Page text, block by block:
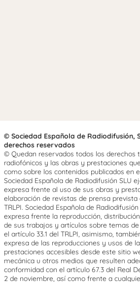
© Sociedad Española de Radiodifusión,
derechos reservados
© Quedan reservados todos los derechos
radiofónicos y las obras y prestaciones
como sobre los contenidos publicados en
Sociedad Española de Radiodifusión SLU
expresa frente al uso de sus obras y
elaboración de revistas de prensa prevista
TRLPI. Sociedad Española de
expresa frente la reproducción,
de sus trabajos y artículos sobre temas
el artículo 33.1 del TRLPI, asimismo,
expresa de las reproducciones y usos de
prestaciones accesibles desde este sitio
mecánica u otros medios que resulten
conformidad con el artículo 67.3 del Real
2 de noviembre, así como frente a